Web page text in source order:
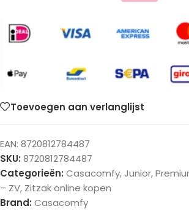
Toevoegen aan verlanglijst
EAN: 8720812784487
SKU: 8720812784487
Categorieën: Casacomfy,Junior,
– ZV, Zitzak online kopen
Brand: Casacomfy